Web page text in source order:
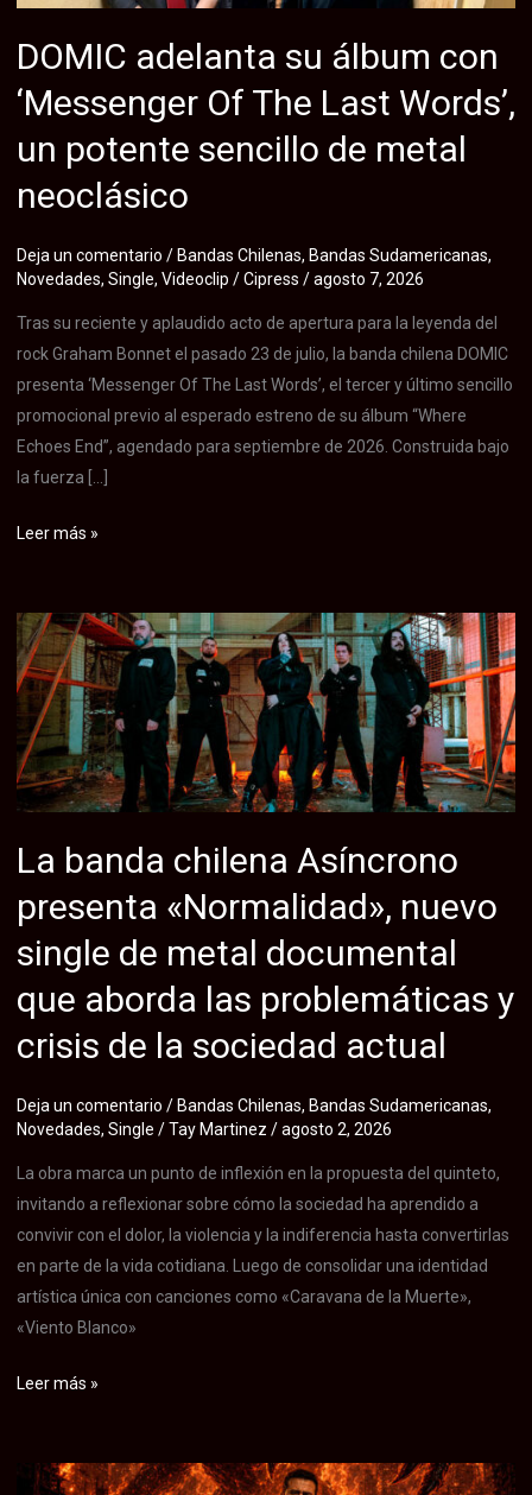
DOMIC adelanta su álbum con
‘Messenger Of The Last Words’,
un potente sencillo de metal
neoclásico
Deja un comentario / Bandas Chilenas, Bandas Sudamericanas,
Novedades, Single, Videoclip /Cipress /agosto 7, 2026
Tras su reciente y aplaudido acto de apertura para la leyenda del
rock Graham Bonnet el pasado 23 de julio, la banda chilena DOMIC
presenta ‘Messenger Of The Last Words’, el tercer y último sencillo
promocional previo al esperado estreno de su álbum “Where
Echoes End”, agendado para septiembre de 2026. Construida bajo
la fuerza […]
DOMIC
álbum
con
‘Messenger
Of
The
Last
Words’,
potente
sencillo
metal
neoclásico
Leer más »
La banda chilena Asíncrono
presenta «Normalidad», nuevo
single de metal documental
que aborda las problemáticas y
crisis de la sociedad actual
Deja un comentario / Bandas Chilenas, Bandas Sudamericanas,
Novedades, Single /Tay Martinez /agosto 2, 2026
La obra marca un punto de inflexión en la propuesta del quinteto,
invitando a reflexionar sobre cómo la sociedad ha aprendido a
convivir con el dolor, la violencia y la indiferencia hasta convertirlas
en parte de la vida cotidiana. Luego de consolidar una identidad
artística única con canciones como «Caravana de la Muerte»,
«Viento Blanco»
La
Asíncrono
Leer más »